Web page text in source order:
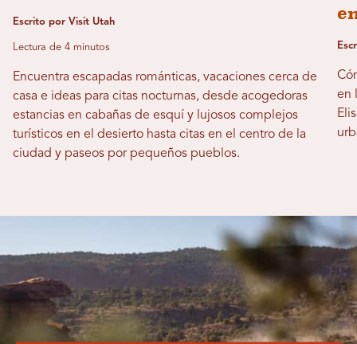
Escrito por Visit Utah
Lectura de 4 minutos
Encuentra escapadas románticas, vacaciones cerca de
casa e ideas para citas nocturnas, desde acogedoras
estancias en cabañas de esquí y lujosos complejos
turísticos en el desierto hasta citas en el centro de la
ciudad y paseos por pequeños pueblos.
en